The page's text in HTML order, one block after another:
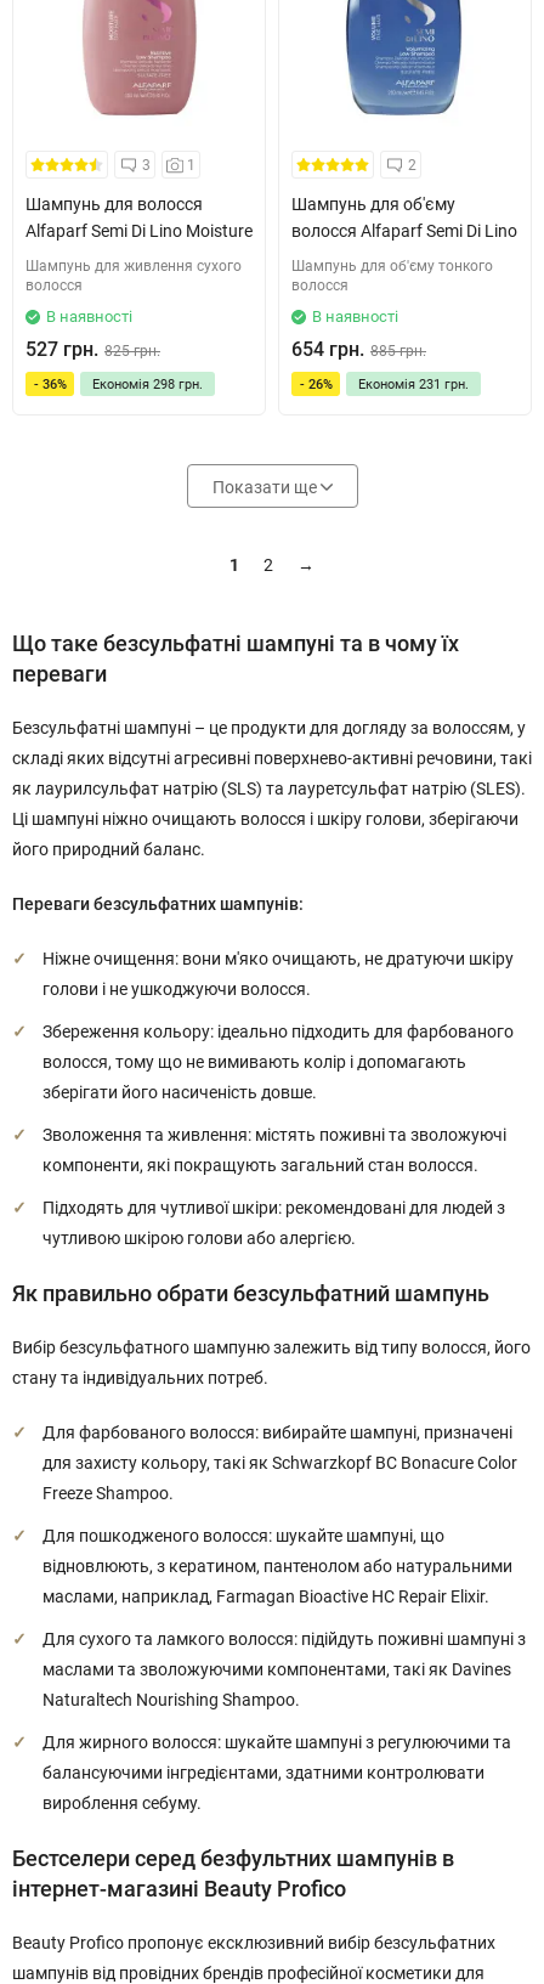
3 1
Шампунь для волосся
Alfaparf Semi Di Lino Moisture
Шампунь для живлення сухого
волосся
В наявності
527 грн. 825 грн.
- 36% Економія 298 грн.
2
Шампунь для об'єму
волосся Alfaparf Semi Di Lino
Шампунь для об'єму тонкого
волосся
В наявності
654 грн. 885 грн.
- 26% Економія 231 грн.
Показати ще
1 2 →
Що таке безсульфатні шампуні та в чому їх
переваги
Безсульфатні шампуні – це продукти для догляду за волоссям, у
складі яких відсутні агресивні поверхнево-активні речовини, такі
як лаурилсульфат натрію (SLS) та лауретсульфат натрію (SLES).
Ці шампуні ніжно очищають волосся і шкіру голови, зберігаючи
його природний баланс.
Переваги безсульфатних шампунів:
Ніжне очищення: вони м'яко очищають, не дратуючи шкіру
голови і не ушкоджуючи волосся.
Збереження кольору: ідеально підходить для фарбованого
волосся, тому що не вимивають колір і допомагають
зберігати його насиченість довше.
Зволоження та живлення: містять поживні та зволожуючі
компоненти, які покращують загальний стан волосся.
Підходять для чутливої шкіри: рекомендовані для людей з
чутливою шкірою голови або алергією.
Як правильно обрати безсульфатний шампунь
Вибір безсульфатного шампуню залежить від типу волосся, його
стану та індивідуальних потреб.
Для фарбованого волосся: вибирайте шампуні, призначені
для захисту кольору, такі як Schwarzkopf BC Bonacure Color
Freeze Shampoo.
Для пошкодженого волосся: шукайте шампуні, що
відновлюють, з кератином, пантенолом або натуральними
маслами, наприклад, Farmagan Bioactive HC Repair Elixir.
Для сухого та ламкого волосся: підійдуть поживні шампуні з
маслами та зволожуючими компонентами, такі як Davines
Naturaltech Nourishing Shampoo.
Для жирного волосся: шукайте шампуні з регулюючими та
балансуючими інгредієнтами, здатними контролювати
вироблення себуму.
Бестселери серед безфультних шампунів в
інтернет-магазині Beauty Profico
Beauty Profico пропонує ексклюзивний вибір безсульфатних
шампунів від провідних брендів професійної косметики для